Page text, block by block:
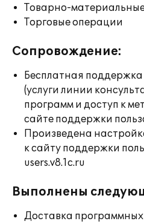
Товарно-
Торговые операции
Сопровождение:
Бесплатная поддержка
(услуги линии
программ и доступ к
сайте поддержки
Произведена
к сайту поддержки
users.v8.1c.ru
Выполнены
Доставка